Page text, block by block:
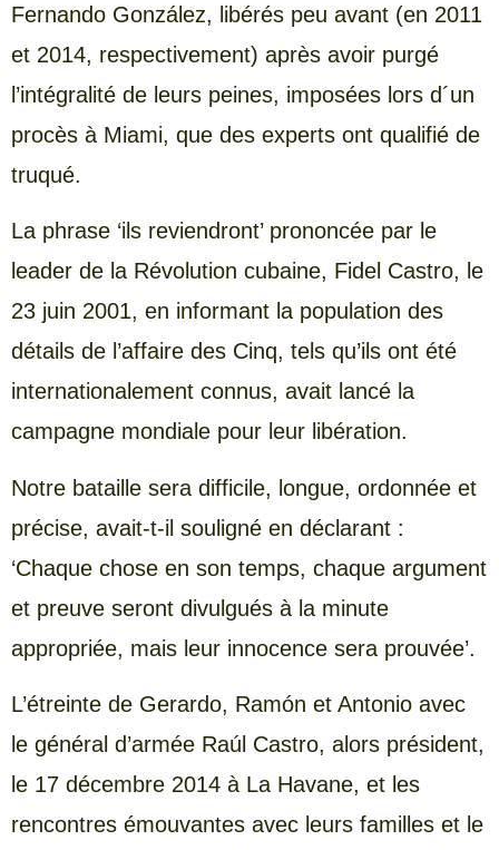
Fernando González, libérés peu avant (en 2011
et 2014, respectivement) après avoir purgé
l’intégralité de leurs peines, imposées lors d´un
procès à Miami, que des experts ont qualifié de
truqué.
La phrase ‘ils reviendront’ prononcée par le
leader de la Révolution cubaine, Fidel Castro, le
23 juin 2001, en informant la population des
détails de l’affaire des Cinq, tels qu’ils ont été
internationalement connus, avait lancé la
campagne mondiale pour leur libération.
Notre bataille sera difficile, longue, ordonnée et
précise, avait-t-il souligné en déclarant :
‘Chaque chose en son temps, chaque argument
et preuve seront divulgués à la minute
appropriée, mais leur innocence sera prouvée’.
L’étreinte de Gerardo, Ramón et Antonio avec
le général d’armée Raúl Castro, alors président,
le 17 décembre 2014 à La Havane, et les
rencontres émouvantes avec leurs familles et le